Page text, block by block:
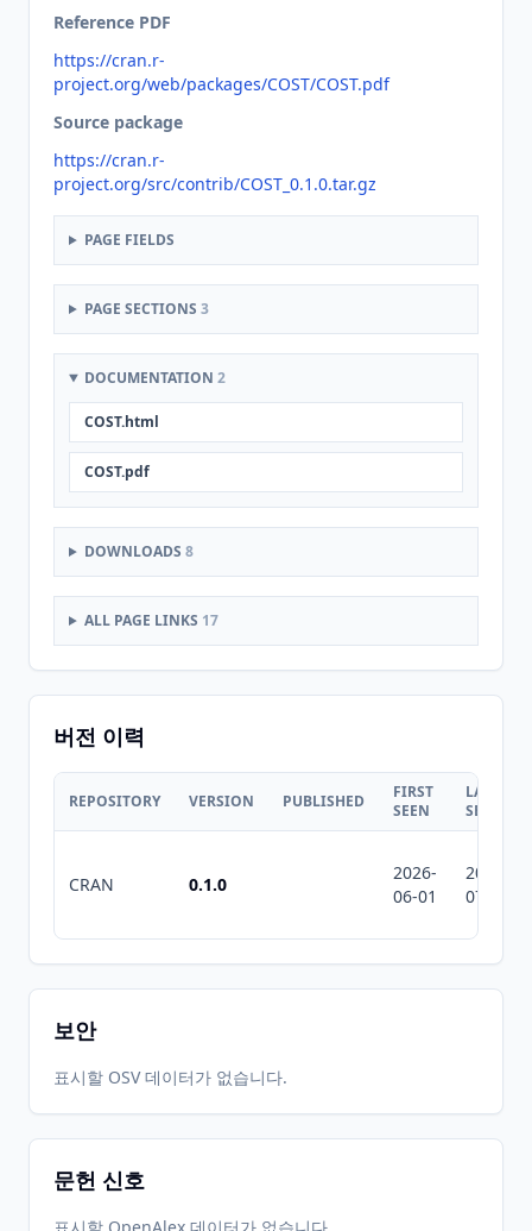
Reference PDF
https://cran.r-
project.org/web/packages/COST/COST.pdf
Source package
https://cran.r-
project.org/src/contrib/COST_0.1.0.tar.gz
PAGE FIELDS
PAGE SECTIONS 3
DOCUMENTATION 2
COST.html
COST.pdf
DOWNLOADS 8
ALL PAGE LINKS 17
버전 이력
REPOSITORY VERSION PUBLISHED
FIRST
SEEN
LAST
SEEN
CRAN 0.1.0
2026-
06-01
2026-
07-10
보안
표시할 OSV 데이터가 없습니다.
문헌 신호